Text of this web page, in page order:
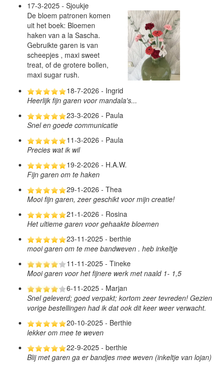
17-3-2025 - Sjoukje
De bloem patronen komen
uit het boek: Bloemen
haken van a la Sascha.
Gebruikte garen is van
scheepjes , maxi sweet
treat, of de grotere bollen,
maxi sugar rush.
18-7-2026 - Ingrid
Heerlijk fijn garen voor mandala's...
23-3-2026 - Paula
Snel en goede communicatie
11-3-2026 - Paula
Precies wat ik wil
19-2-2026 - H.A.W.
Fijn garen om te haken
29-1-2026 - Thea
Mooi fijn garen, zeer geschikt voor mijn creatie!
21-1-2026 - Rosina
Het ultieme garen voor gehaakte bloemen
23-11-2025 - berthie
mooi garen om te mee bandweven . heb inkeltje
11-11-2025 - Tineke
Mooi garen voor het fijnere werk met naald 1- 1,5
6-11-2025 - Marjan
Snel geleverd; goed verpakt; kortom zeer tevreden! Gezien
vorige bestellingen had ik dat ook dit keer weer verwacht.
20-10-2025 - Berthie
lekker om mee te weven
22-9-2025 - berthie
Blij met garen ga er bandjes mee weven (inkeltje van lojan)